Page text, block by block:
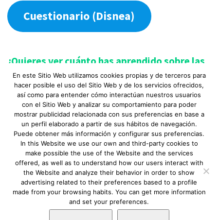
Cuestionario (Disnea)
¿Quieres ver cuánto has aprendido sobre las
bronquiectasias?
Completa el cuestionario al finalizar esta sección
y ¡ponte a prueba!
Email:info@happyair.org
Aviso Legal|Política de privacidad|Descargo
de responsabilidad|Requerimientos
mínimos|Fundación Lovexair|Terminos de
servicio| Copyright © Lovexair
En este Sitio Web utilizamos cookies propias y de terceros para
hacer posible el uso del Sitio Web y de los servicios ofrecidos,
así como para entender cómo interactúan nuestros usuarios
con el Sitio Web y analizar su comportamiento para poder
mostrar publicidad relacionada con sus preferencias en base a
un perfil elaborado a partir de sus hábitos de navegación.
Puede obtener más información y configurar sus preferencias.
In this Website we use our own and third-party cookies to
make possible the use of the Website and the services
offered, as well as to understand how our users interact with
the Website and analyze their behavior in order to show
advertising related to their preferences based to a profile
made from your browsing habits. You can get more information
and set your preferences.